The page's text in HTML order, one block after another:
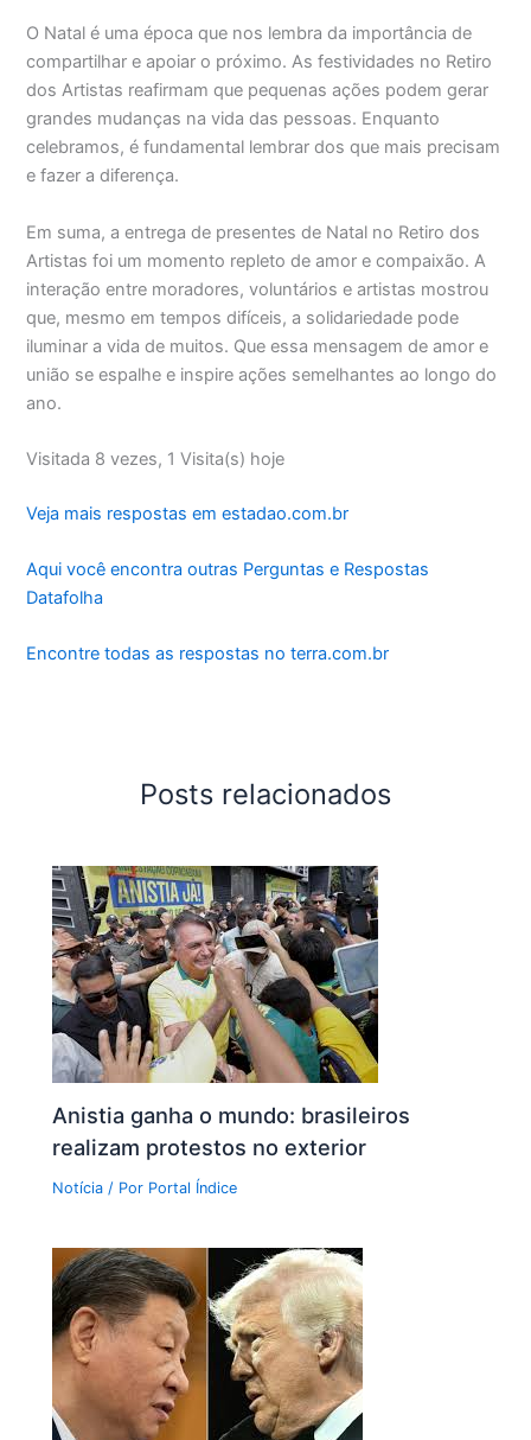
O Natal é uma época que nos lembra da importância de
compartilhar e apoiar o próximo. As festividades no Retiro
dos Artistas reafirmam que pequenas ações podem gerar
grandes mudanças na vida das pessoas. Enquanto
celebramos, é fundamental lembrar dos que mais precisam
e fazer a diferença.
Em suma, a entrega de presentes de Natal no Retiro dos
Artistas foi um momento repleto de amor e compaixão. A
interação entre moradores, voluntários e artistas mostrou
que, mesmo em tempos difíceis, a solidariedade pode
iluminar a vida de muitos. Que essa mensagem de amor e
união se espalhe e inspire ações semelhantes ao longo do
ano.
Visitada 8 vezes, 1 Visita(s) hoje
Veja mais respostas em estadao.com.br
Aqui você encontra outras Perguntas e Respostas
Datafolha
Encontre todas as respostas no terra.com.br
Posts relacionados
Anistia ganha o mundo: brasileiros
realizam protestos no exterior
Notícia / Por Portal Índice